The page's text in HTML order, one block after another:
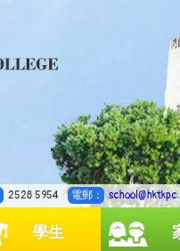
2528 5954 電郵：
學生